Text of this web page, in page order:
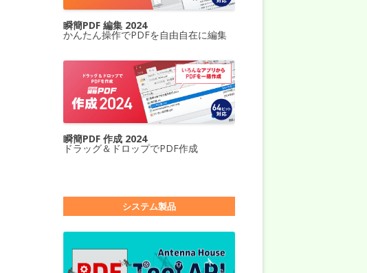
瞬簡PDF 編集 2024
かんたん操作でPDFを自由自在に編集
瞬簡PDF 作成 2024
ドラッグ＆ドロップでPDF作成
システム製品